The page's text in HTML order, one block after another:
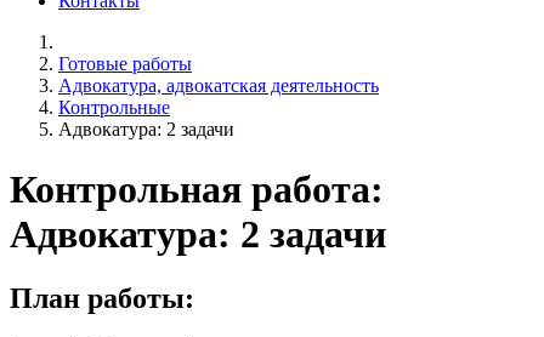
Готовые работы
Адвокатура, адвокатская деятельность
Контрольные
Адвокатура: 2 задачи
Контрольная работа:
Адвокатура: 2 задачи
План работы: